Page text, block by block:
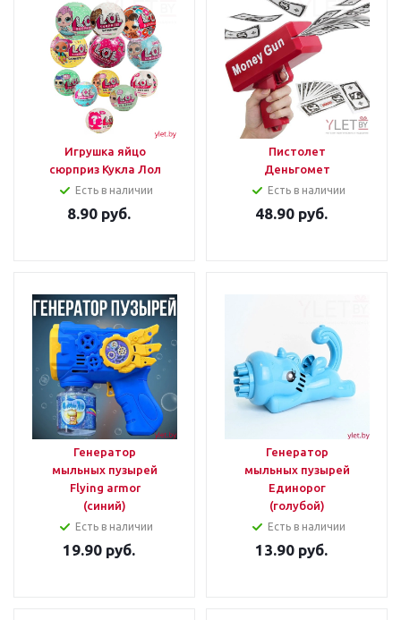
Игрушка яйцо
сюрприз Кукла Лол
Есть в наличии
8.90руб.
Пистолет
Деньгомет
Есть в наличии
48.90руб.
Генератор
мыльных пузырей
Flying armor
(синий)
Есть в наличии
19.90руб.
Генератор
мыльных пузырей
Единорог
(голубой)
Есть в наличии
13.90руб.